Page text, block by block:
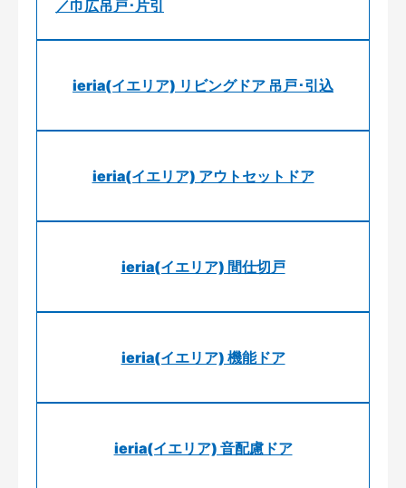
／巾広吊戸･片引
ieria(イエリア) リビングドア 吊戸･引込
ieria(イエリア) アウトセットドア
ieria(イエリア) 間仕切戸
ieria(イエリア) 機能ドア
ieria(イエリア) 音配慮ドア